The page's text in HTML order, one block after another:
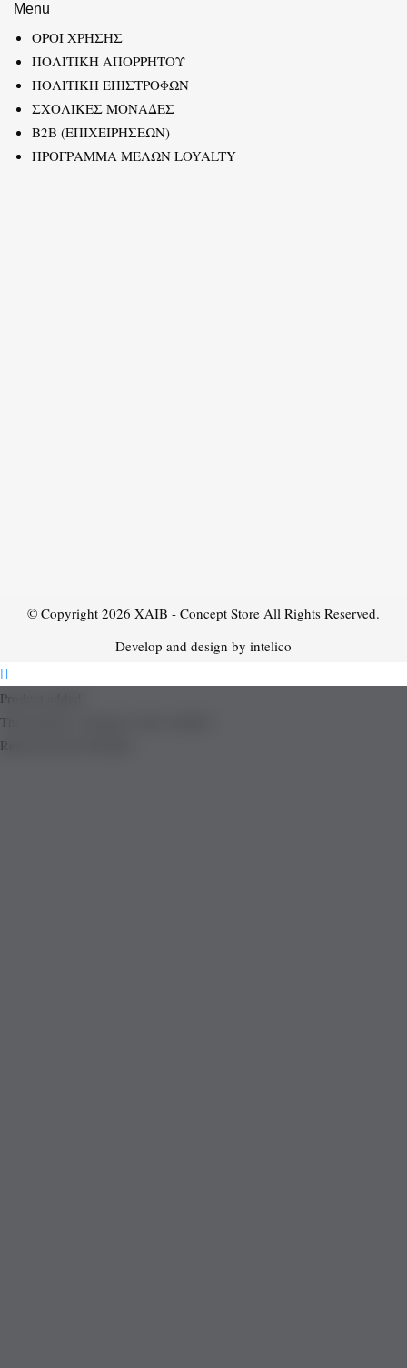
Menu
ΟΡΟΙ ΧΡΗΣΗΣ
ΠΟΛΙΤΙΚΗ ΑΠΟΡΡΗΤΟΥ
ΠΟΛΙΤΙΚΗ ΕΠΙΣΤΡΟΦΩΝ
ΣΧΟΛΙΚΕΣ ΜΟΝΑΔΕΣ
B2B (ΕΠΙΧΕΙΡΗΣΕΩΝ)
ΠΡΟΓΡΑΜΜΑ ΜΕΛΩΝ LOYALTY
© Copyright 2026 XAIB - Concept Store All Rights Reserved.
Develop and design by intelico
Product added!
The product is already in the wishlist!
Removed from Wishlist